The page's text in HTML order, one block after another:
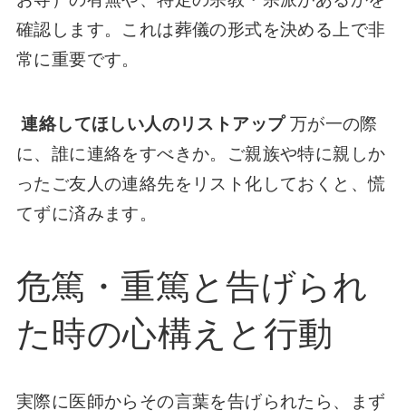
確認します。これは葬儀の形式を決める上で非
常に重要です。
連絡してほしい人のリストアップ万が一の際
に、誰に連絡をすべきか。ご親族や特に親しか
ったご友人の連絡先をリスト化しておくと、慌
てずに済みます。
危篤・重篤と告げられ
た時の心構えと行動
実際に医師からその言葉を告げられたら、まず